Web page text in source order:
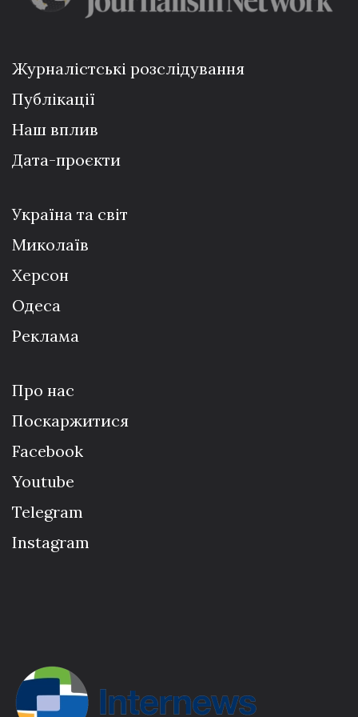
Журналістські розслідування
Публікації
Наш вплив
Дата-проєкти
Україна та світ
Миколаїв
Херсон
Одеса
Реклама
Про нас
Поскаржитися
Facebook
Youtube
Telegram
Instagram